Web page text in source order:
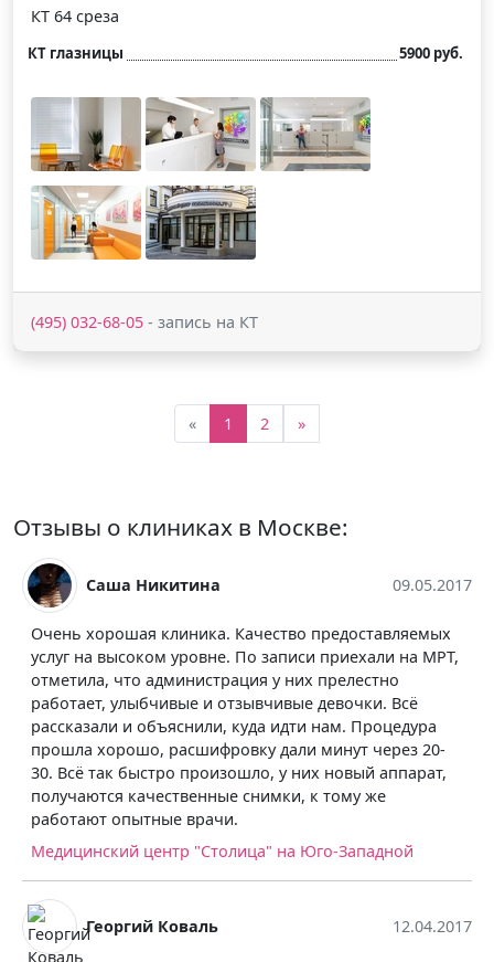
КТ 64 среза
КТ глазницы 5900 руб.
(495) 032-68-05 - запись на КТ
« 1 2 »
Отзывы о клиниках в Москве:
Саша Никитина 09.05.2017
Очень хорошая клиника. Качество предоставляемых
услуг на высоком уровне. По записи приехали на МРТ,
отметила, что администрация у них прелестно
работает, улыбчивые и отзывчивые девочки. Всё
рассказали и объяснили, куда идти нам. Процедура
прошла хорошо, расшифровку дали минут через 20-
30. Всё так быстро произошло, у них новый аппарат,
получаются качественные снимки, к тому же
работают опытные врачи.
Медицинский центр "Столица" на Юго-Западной
Георгий Коваль 12.04.2017